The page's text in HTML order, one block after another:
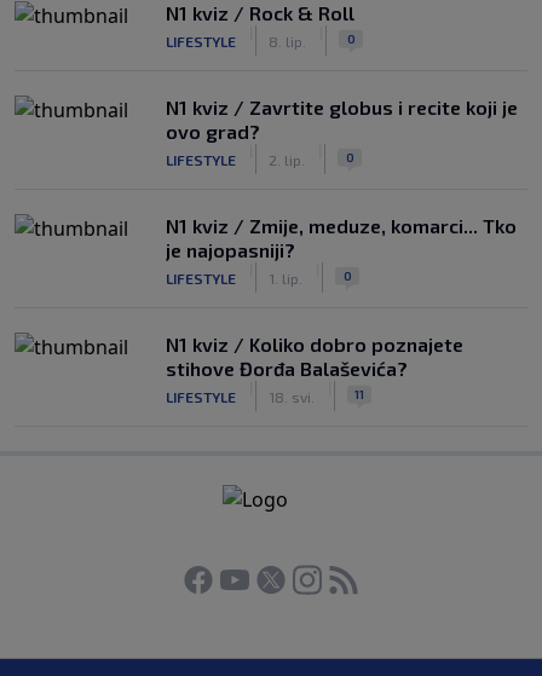
N1 kviz / Rock & Roll
LIFESTYLE 8. lip. 0
N1 kviz / Zavrtite globus i recite koji je
ovo grad?
LIFESTYLE 2. lip. 0
N1 kviz / Zmije, meduze, komarci... Tko
je najopasniji?
LIFESTYLE 1. lip. 0
N1 kviz / Koliko dobro poznajete
stihove Đorđa Balaševića?
LIFESTYLE 18. svi. 11